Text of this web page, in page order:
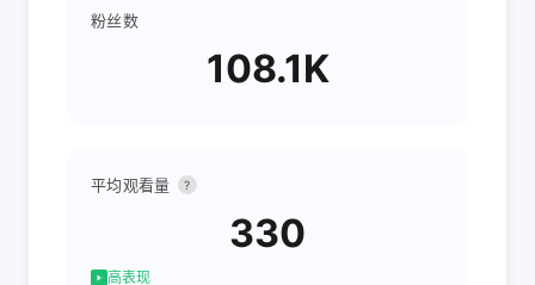
粉丝数
108.1K
平均观看量 ?
330
高表现